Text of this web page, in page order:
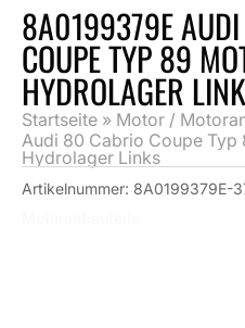
8A0199379E
COUPE TYP 89
HYDROLAGER
Startseite » Motor /
Audi 80 Cabrio Coupe Typ
Hydrolager Links
Artikelnummer: 8A0199379E-